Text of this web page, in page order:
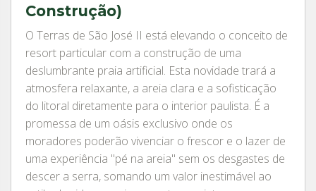
Construção)
O Terras de São José II está elevando o conceito de
resort particular com a construção de uma
deslumbrante praia artificial. Esta novidade trará a
atmosfera relaxante, a areia clara e a sofisticação
do litoral diretamente para o interior paulista. É a
promessa de um oásis exclusivo onde os
moradores poderão vivenciar o frescor e o lazer de
uma experiência "pé na areia" sem os desgastes de
descer a serra, somando um valor inestimável ao